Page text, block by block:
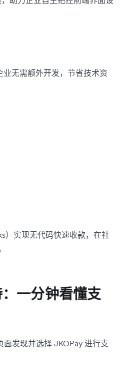
无需额外开发，节省技术资
）实现无代码快速收款，在社
一分钟看懂支
发现并选择 JKOPay 进行支